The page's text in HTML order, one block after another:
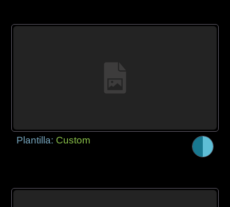
Plantilla: Custom